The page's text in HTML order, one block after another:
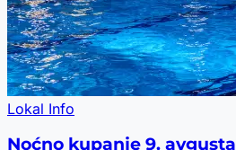
Lokal Info
Noćno kupanje 9. avgusta